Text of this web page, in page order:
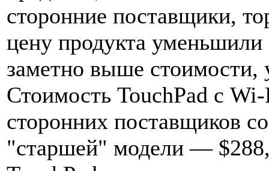
сторонние поставщики,
цену продукта
заметно выше стоимости,
Стоимость TouchPad с
сторонних поставщиков
"старшей" модели —